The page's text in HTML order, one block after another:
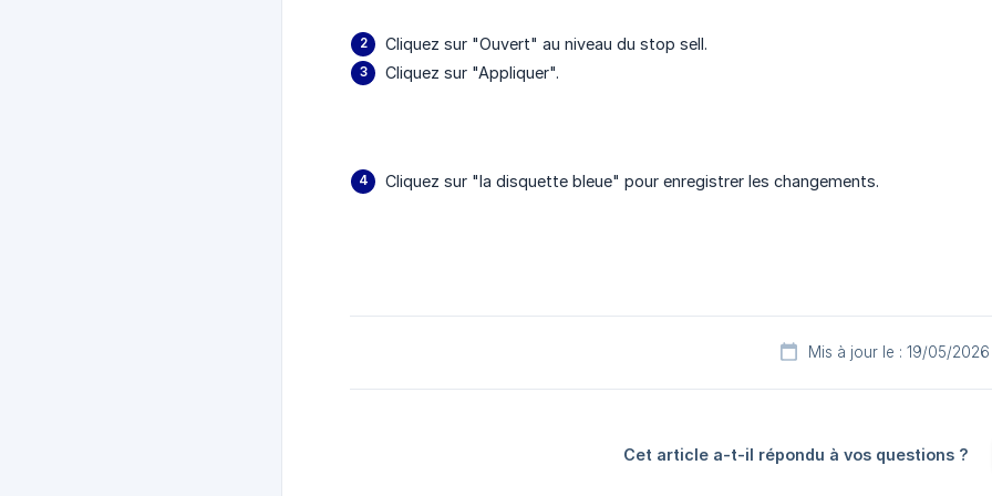
Cliquez sur "Ouvert" au niveau du stop sell.
Cliquez sur "Appliquer".
Cliquez sur "la disquette bleue" pour enregistrer les changements.
Mis à jour le : 19/05/2026
Cet article a-t-il répondu à vos questions ?